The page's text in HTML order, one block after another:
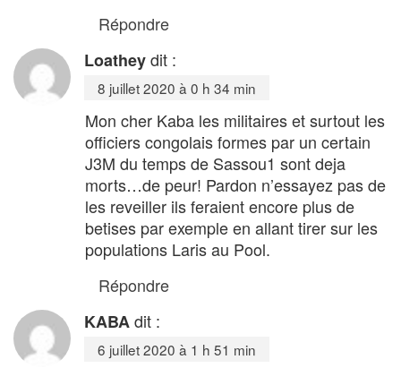
Répondre
Loatheydit :
8 juillet 2020 à 0 h 34 min
Mon cher Kaba les militaires et surtout les
officiers congolais formes par un certain
J3M du temps de Sassou1 sont deja
morts…de peur! Pardon n’essayez pas de
les reveiller ils feraient encore plus de
betises par exemple en allant tirer sur les
populations Laris au Pool.
Répondre
KABAdit :
6 juillet 2020 à 1 h 51 min